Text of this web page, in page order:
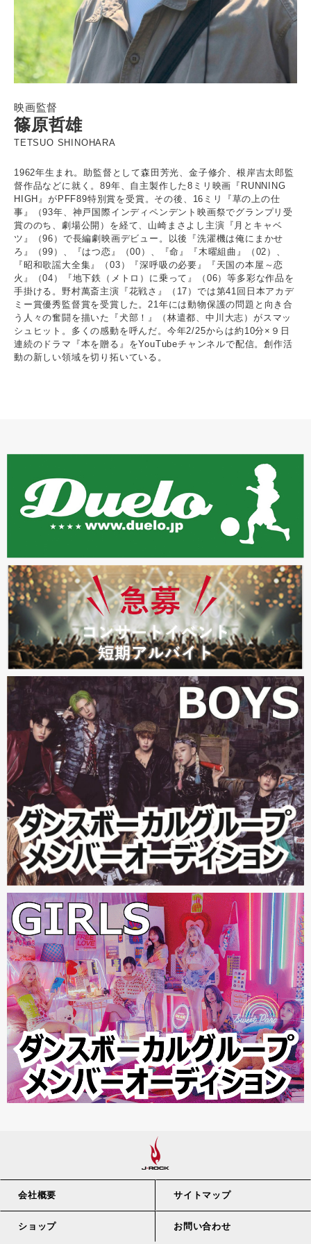
映画監督
篠原哲雄
TETSUO SHINOHARA
1962年生まれ。助監督として森田芳光、金子修介、根岸吉太郎監
督作品などに就く。89年、自主製作した8ミリ映画『RUNNING
HIGH』がPFF89特別賞を受賞。その後、16ミリ『草の上の仕
事』（93年、神戸国際インディペンデント映画祭でグランプリ受
賞ののち、劇場公開）を経て、山崎まさよし主演『月とキャベ
ツ』（96）で長編劇映画デビュー。以後『洗濯機は俺にまかせ
ろ』（99）、『はつ恋』（00）、『命』『木曜組曲』（02）、
『昭和歌謡大全集』（03）『深呼吸の必要』『天国の本屋～恋
火』（04）『地下鉄（メトロ）に乗って』（06）等多彩な作品を
手掛ける。野村萬斎主演『花戦さ』（17）では第41回日本アカデ
ミー賞優秀監督賞を受賞した。21年には動物保護の問題と向き合
う人々の奮闘を描いた『犬部！』（林遣都、中川大志）がスマッ
シュヒット。多くの感動を呼んだ。今年2/25からは約10分×９日
連続のドラマ『本を贈る』をYouTubeチャンネルで配信。創作活
動の新しい領域を切り拓いている。
会社概要 サイトマップ
ショップ お問い合わせ